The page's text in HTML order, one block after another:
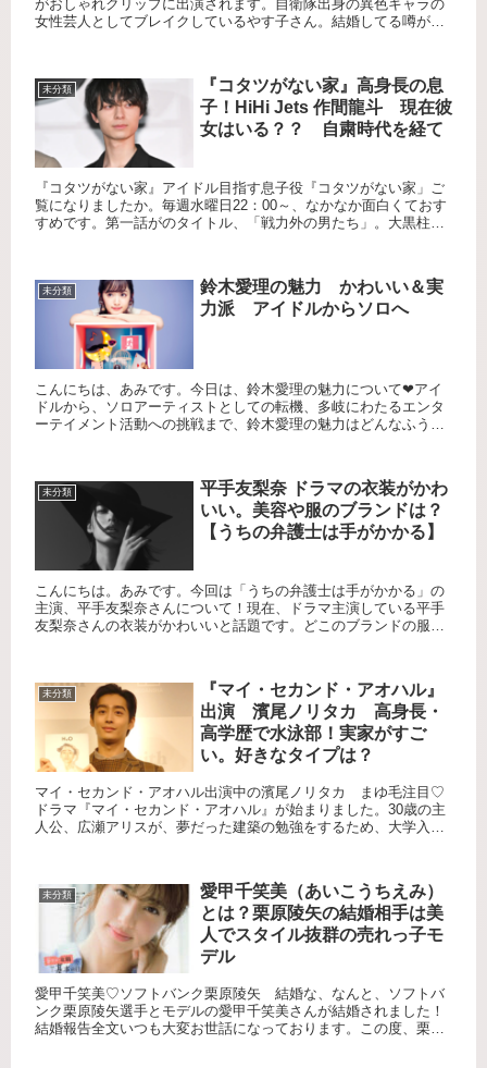
がおしゃれクリップに出演されます。自衛隊出身の異色キャラの
女性芸人としてブレイクしているやす子さん。結婚してる噂があ
未分類
『コタツがない家』高身長の息
子！HiHi Jets 作間龍斗 現在彼
女はいる？？ 自粛時代を経て
『コタツがない家』アイドル目指す息子役『コタツがない家」ご
覧になりましたか。毎週水曜日22：00～、なかなか面白くておす
すめです。第一話がのタイトル、「戦力外の男たち」。大黒柱の
未分類
鈴木愛理の魅力 かわいい＆実
力派 アイドルからソロへ
こんにちは、あみです。今日は、鈴木愛理の魅力について❤アイ
ドルから、ソロアーティストとしての転機、多岐にわたるエンタ
ーテイメント活動への挑戦まで、鈴木愛理の魅力はどんなふうに
未分類
平手友梨奈 ドラマの衣装がかわ
いい。美容や服のブランドは？
【うちの弁護士は手がかかる】
こんにちは。あみです。今回は「うちの弁護士は手がかかる」の
主演、平手友梨奈さんについて！現在、ドラマ主演している平手
友梨奈さんの衣装がかわいいと話題です。どこのブランドの服な
未分類
『マイ・セカンド・アオハル』
出演 濱尾ノリタカ 高身長・
高学歴で水泳部！実家がすご
い。好きなタイプは？
マイ・セカンド・アオハル出演中の濱尾ノリタカ まゆ毛注目♡
ドラマ『マイ・セカンド・アオハル』が始まりました。30歳の主
人公、広瀬アリスが、夢だった建築の勉強をするため、大学入学
未分類
愛甲千笑美（あいこうちえみ）
とは？栗原陵矢の結婚相手は美
人でスタイル抜群の売れっ子モ
デル
愛甲千笑美♡ソフトバンク栗原陵矢 結婚な、なんと、ソフトバ
ンク栗原陵矢選手とモデルの愛甲千笑美さんが結婚されました！
結婚報告全文いつも大変お世話になっております。この度、栗原